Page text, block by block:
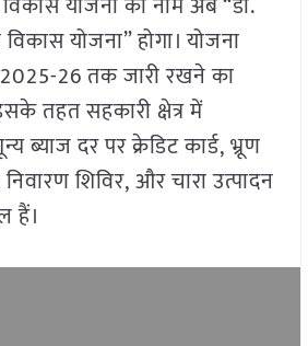
योजना” होगा। योजना
26 तक जारी रखने का
तहत सहकारी क्षेत्र में
ब्याज दर पर क्रेडिट कार्ड, भ्रूण
शिविर, और चारा उत्पादन
हैं।